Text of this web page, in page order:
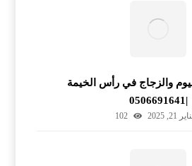
والزجاج في رأس الخيمة
|0506691641
21, 2025
102